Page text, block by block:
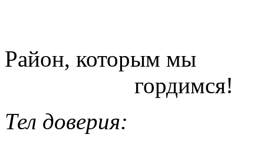
Район, которым мы
гордимся!
Тел доверия: